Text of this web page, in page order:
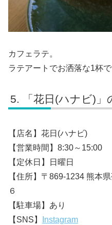
カフェラテ。
ラテアートでお洒落な1杯で
「花日(ハナビ)
【店名】花日(ハナビ)
【営業時間】8:30～15:00
【定休日】日曜日
【住所】〒869-1234 熊本
６
【駐車場】あり
【SNS】
Instagram